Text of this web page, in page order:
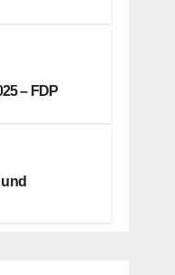
– FDP